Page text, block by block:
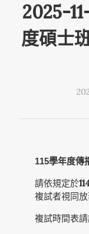
2025-
度碩士
115學年度傳
請依規定於
複試者視同放
複試時間表